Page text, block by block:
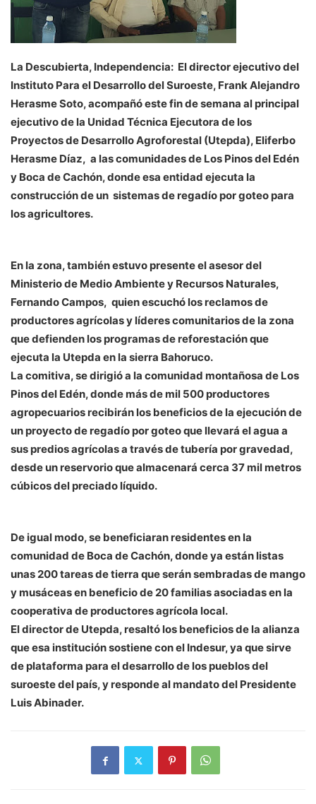
La Descubierta, Independencia: El director ejecutivo del
Instituto Para el Desarrollo del Suroeste, Frank Alejandro
Herasme Soto, acompañó este fin de semana al principal
ejecutivo de la Unidad Técnica Ejecutora de los
Proyectos de Desarrollo Agroforestal (Utepda), Eliferbo
Herasme Díaz, a las comunidades de Los Pinos del Edén
y Boca de Cachón, donde esa entidad ejecuta la
construcción de un sistemas de regadío por goteo para
los agricultores.
En la zona, también estuvo presente el asesor del
Ministerio de Medio Ambiente y Recursos Naturales,
Fernando Campos, quien escuchó los reclamos de
productores agrícolas y líderes comunitarios de la zona
que defienden los programas de reforestación que
ejecuta la Utepda en la sierra Bahoruco.
La comitiva, se dirigió a la comunidad montañosa de Los
Pinos del Edén, donde más de mil 500 productores
agropecuarios recibirán los beneficios de la ejecución de
un proyecto de regadío por goteo que llevará el agua a
sus predios agrícolas a través de tubería por gravedad,
desde un reservorio que almacenará cerca 37 mil metros
cúbicos del preciado líquido.
De igual modo, se beneficiaran residentes en la
comunidad de Boca de Cachón, donde ya están listas
unas 200 tareas de tierra que serán sembradas de mango
y musáceas en beneficio de 20 familias asociadas en la
cooperativa de productores agrícola local.
El director de Utepda, resaltó los beneficios de la alianza
que esa institución sostiene con el Indesur, ya que sirve
de plataforma para el desarrollo de los pueblos del
suroeste del país, y responde al mandato del Presidente
Luis Abinader.